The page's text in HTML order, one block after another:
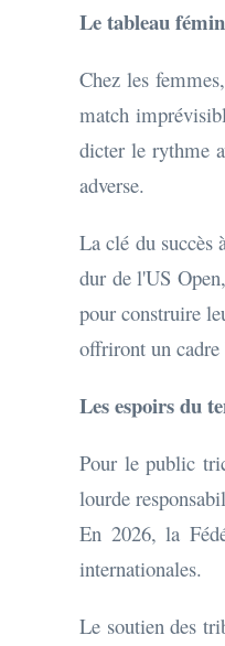
Le tableau
Chez les
match
dicter le rythme
adverse.
La clé du succès
dur de l'US
pour construire
offriront un cadre
Les espoirs du
Pour le public
lourde
En 2026, la
internationales.
Le soutien des